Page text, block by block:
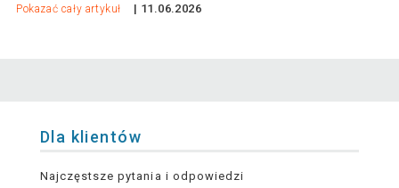
Pokazać cały artykuł | 11.06.2026
Dla klientów
Najczęstsze pytania i odpowiedzi